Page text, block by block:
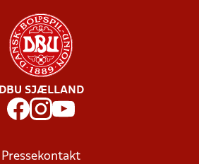
DBU SJÆLLAND
Pressekontakt